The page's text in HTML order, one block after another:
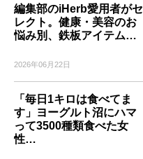
編集部のiHerb愛用者がセ
レクト。健康・美容のお
悩み別、鉄板アイテム…
2026年06月22日
「毎日1キロは食べてま
す」ヨーグルト沼にハマ
って3500種類食べた女
性…